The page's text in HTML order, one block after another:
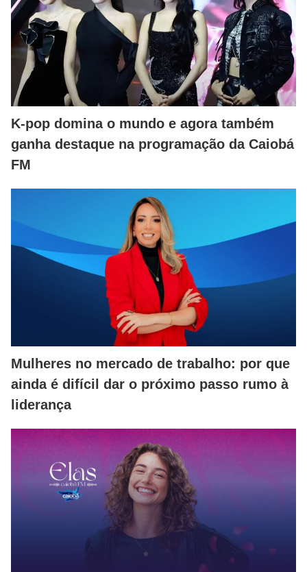
K-pop domina o mundo e agora também
ganha destaque na programação da Caiobá
FM
Mulheres no mercado de trabalho: por que
ainda é difícil dar o próximo passo rumo à
liderança